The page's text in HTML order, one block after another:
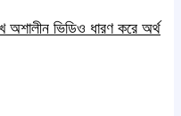
অশালীন ভিডিও ধারণ করে অর্থ